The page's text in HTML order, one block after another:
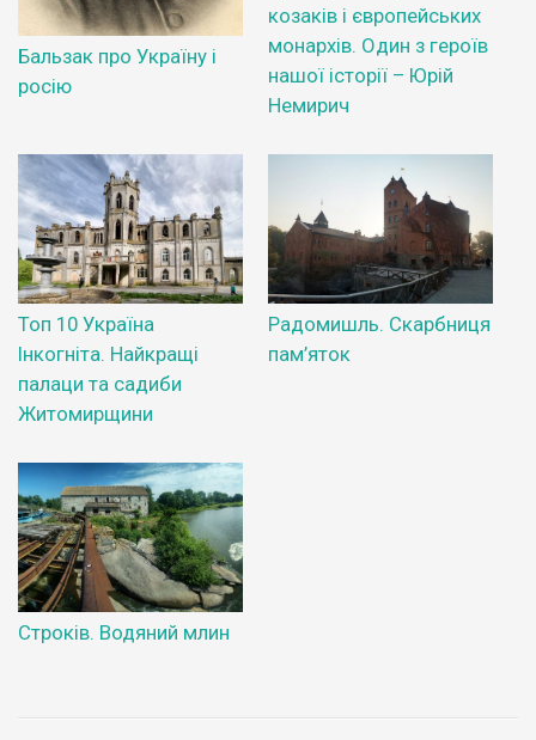
Бальзак про Україну і
росію
козаків і європейських
монархів. Один з героїв
нашої історії – Юрій
Немирич
Топ 10 Україна
Інкогніта. Найкращі
палаци та садиби
Житомирщини
Радомишль. Скарбниця
пам’яток
Строків. Водяний млин